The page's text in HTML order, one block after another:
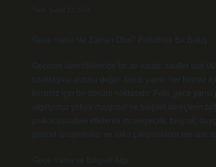
Tarih: Şubat 23, 2026
Gece Yarısı Ne Zaman Olur? Psikolojik Bir Bakış
Gecenin derinliklerinde bir an vardır: saatler tam
uzaklaşma arzusu doğar. Gece yarısı, her birimiz
kimimiz için bir dönüm noktasıdır. Peki, gece
algılıyoruz yoksa duygusal ve bilişsel süreçlerin
psikolojisindeki etkilerini inceleyecek, bilişsel,
güncel araştırmalar ve vaka çalışmalarını ele
Gece Yarısı ve Bilişsel Algı